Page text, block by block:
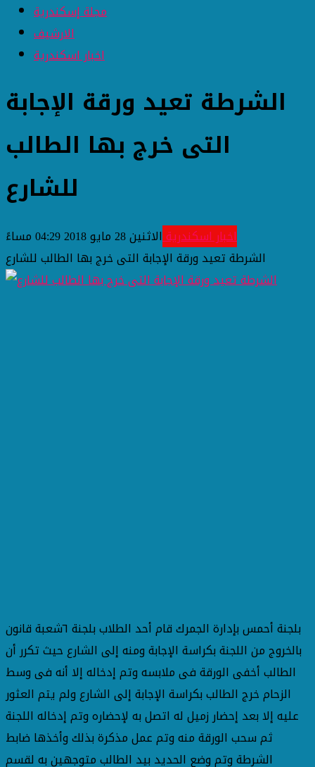
مجلة إسكندرية
الارشيف
اخبار اسكندرية
الشرطة تعيد ورقة الإجابة
التى خرج بها الطالب
للشارع
اخبار اسكندريةالاثنين 28 مايو 2018 04:29 مساءً
الشرطة تعيد ورقة الإجابة التى خرج بها الطالب للشارع
بلجنة أحمس بإدارة الجمرك قام أحد الطلاب بلجنة ٦شعبة قانون
بالخروج من اللجنة بكراسة الإجابة ومنه إلى الشارع حيث تكرر أن
الطالب أخفى الورقة فى ملابسه وتم إدخاله إلا أنه فى وسط
الزحام خرج الطالب بكراسة الإجابة إلى الشارع ولم يتم العثور
عليه إلا بعد إحضار زميل له اتصل به لإحضاره وتم إدخاله اللجنة
ثم سحب الورقة منه وتم عمل مذكرة بذلك وأخذها ضابط
الشرطة وتم وضع الحديد بيد الطالب متوجهين به لقسم